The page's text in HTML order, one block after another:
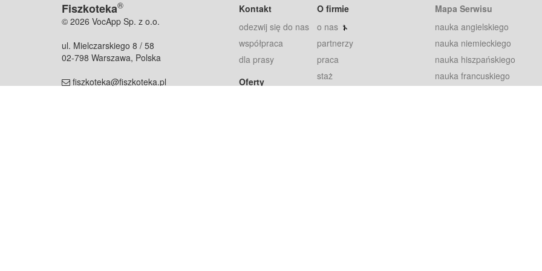
Fiszkoteka®
© 2026 VocApp Sp. z o.o.
ul. Mielczarskiego 8 / 58
02-798 Warszawa, Polska
fiszkoteka@fiszkoteka.pl
Kontakt
odezwij się do nas
współpraca
dla prasy
Oferty
O firmie
o nas
partnerzy
praca
staż
Mapa Serwisu
nauka angielskiego
nauka niemieckiego
nauka hiszpańskiego
nauka francuskiego